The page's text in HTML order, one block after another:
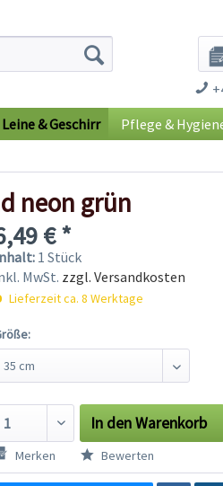
& Geschirr Pflege &
neon grün
€ *
1 Stück
MwSt. zzgl. Versandkosten
Lieferzeit ca. 8 Werktage
In den Warenkorb
Merken Bewerten